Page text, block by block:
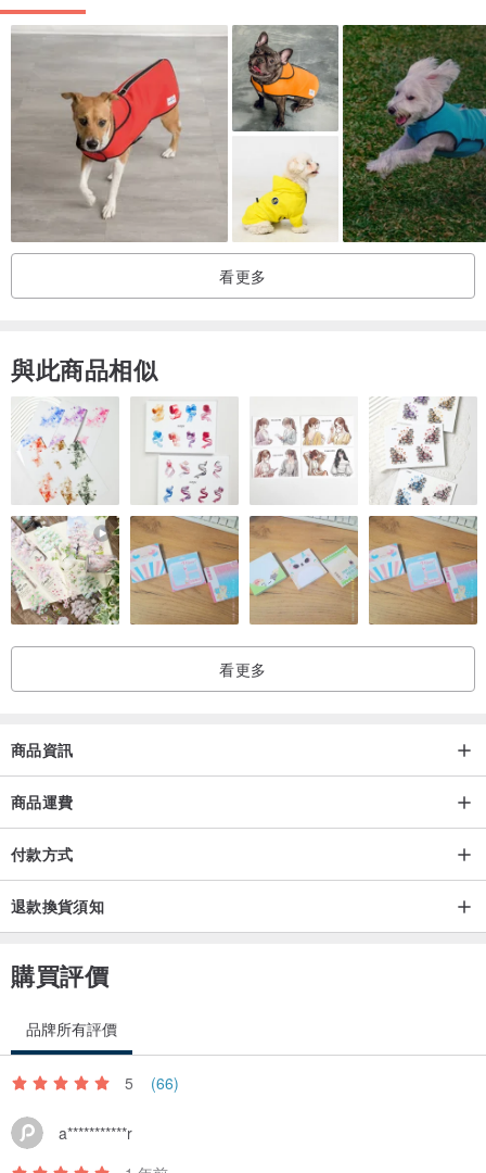
產品不包括頸圈
獨一無二拼布領巾。前後兩面不同顏色可以交替使用。
直接套上寵物自己的頸圈使用。
親自選兩個顏色，注意圖案會從照片裡的布料隨機組合，數量不定
（最少三款），介意的客人請勿下單。
尺寸：
Small (S):
Medium (M):
Large (L):
Extra Large (XL):
看更多
與此商品相似
看更多
商品資訊
商品運費
付款方式
退款換貨須知
購買評價
品牌所有評價
5 (66)
a***********r